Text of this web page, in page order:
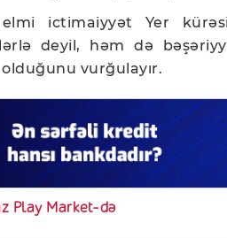
ictimaiyyət Yer
deyil, həm də
vurğulayır.
Play Market-də